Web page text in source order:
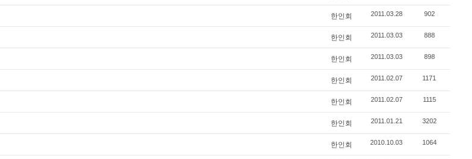
한인회 2011.03.28 902
한인회 2011.03.03 888
한인회 2011.03.03 898
한인회 2011.02.07 1171
한인회 2011.02.07 1115
한인회 2011.01.21 3202
한인회 2010.10.03 1064